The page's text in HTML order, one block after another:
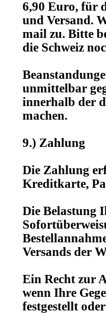
6,90 Euro, für
und Versand.
mail zu. Bitte
die Schweiz
unmittelbar
innerhalb der
machen.
9.) Zahlung
Die Zahlung
Kreditkarte,
Die Belastung
Versands der
Ein Recht zur
wenn Ihre
festgestellt